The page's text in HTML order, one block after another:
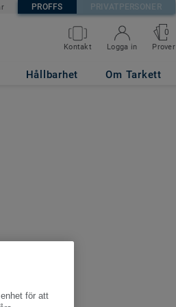
PROFFS PRIVATPERSONER
Kontakt Logga in
0
Prover
Hållbarhet Om Tarkett
för att